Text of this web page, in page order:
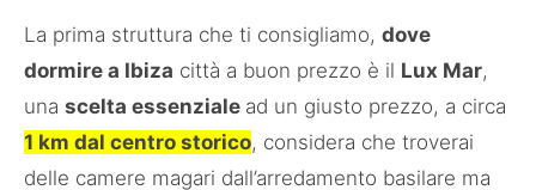
La prima struttura che ti consigliamo, dove
dormire a Ibiza città a buon prezzo è il Lux Mar,
una scelta essenziale ad un giusto prezzo, a circa
1 km dal centro storico, considera che troverai
delle camere magari dall’arredamento basilare ma